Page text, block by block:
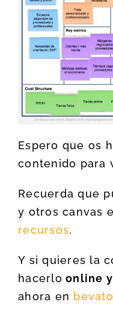
Espero que os
contenido para
Recuerda que
y otros canvas
recursos.
Y si quieres la
hacerlo online
ahora en